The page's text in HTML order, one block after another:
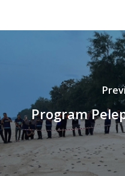
Program